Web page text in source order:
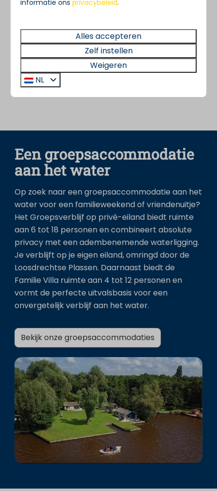
slaapkamers | 3,5 badkamers
comfort en een unieke ligging.
Een groepsaccommodatie
aan het water
Op zoek naar een groepsaccommodatie aan het
water voor een familieweekend of vriendenuitje?
Het Groepsverblijf op privé-eiland biedt ruimte
aan 6 tot 18 personen en combineert absolute
privacy met een adembenemende waterligging.
Je verblijft op je eigen eiland, omringd door de
Loosdrechtse Plassen. Daarnaast biedt de
Familie Villa ruimte aan 4 tot 12 personen en
vormt de perfecte uitvalsbasis voor een
onvergetelijk verblijf aan het water.
Bekijk onze groepsaccommodaties
informatie onsprivacybeleid.
Alles accepteren
Zelf instellen
Weigeren
NL